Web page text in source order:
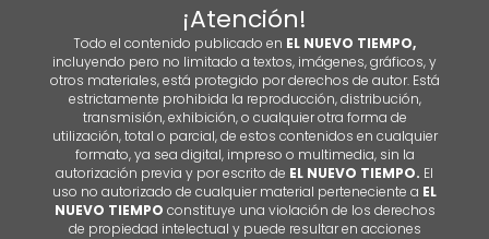
¡Atención!
Todo el contenido publicado en EL NUEVO TIEMPO,
incluyendo pero no limitado a textos, imágenes, gráficos, y
otros materiales, está protegido por derechos de autor. Está
estrictamente prohibida la reproducción, distribución,
transmisión, exhibición, o cualquier otra forma de
utilización, total o parcial, de estos contenidos en cualquier
formato, ya sea digital, impreso o multimedia, sin la
autorización previa y por escrito de EL NUEVO TIEMPO. El
uso no autorizado de cualquier material perteneciente a EL
NUEVO TIEMPO constituye una violación de los derechos
de propiedad intelectual y puede resultar en acciones